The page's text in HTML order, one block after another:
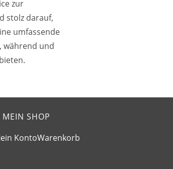
zur
stolz darauf,
umfassende
während und
MEIN SHOP
KontoWarenkorb